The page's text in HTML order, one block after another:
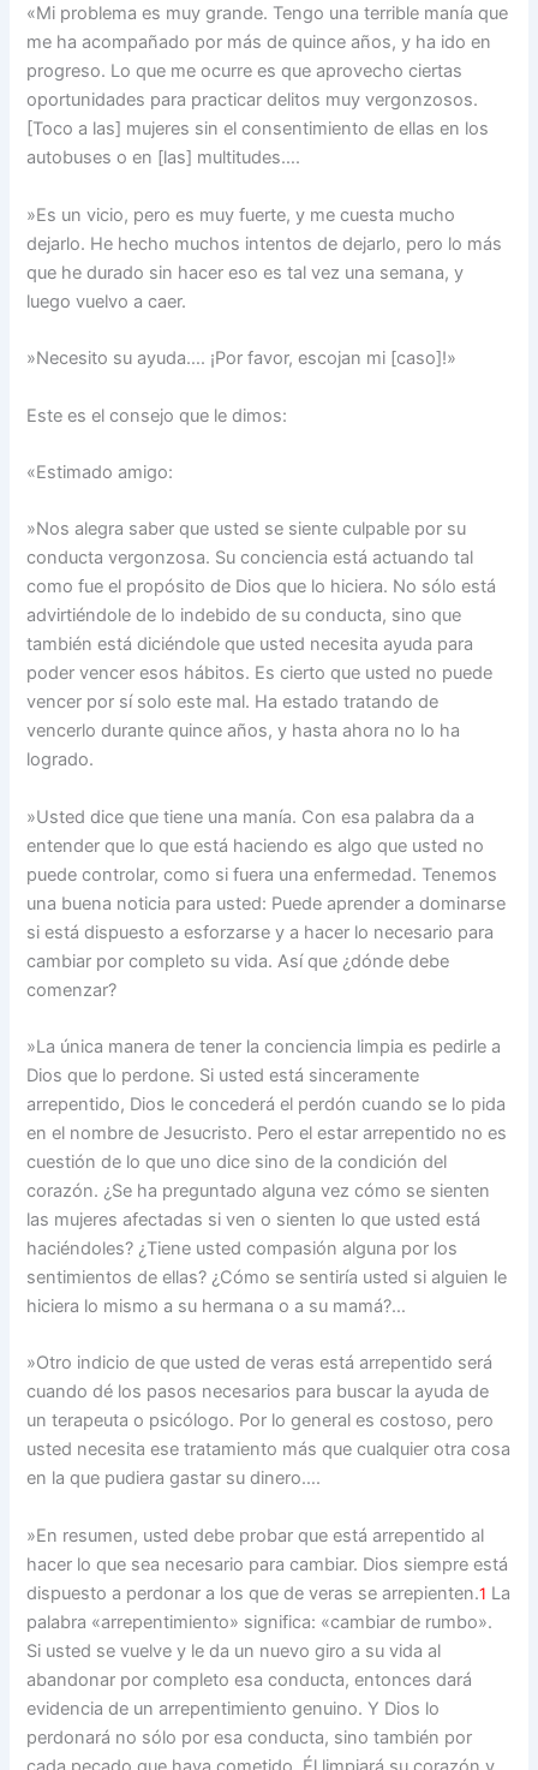
«Mi problema es muy grande. Tengo una terrible manía que
me ha acompañado por más de quince años, y ha ido en
progreso. Lo que me ocurre es que aprovecho ciertas
oportunidades para practicar delitos muy vergonzosos.
[Toco a las] mujeres sin el consentimiento de ellas en los
autobuses o en [las] multitudes….
»Es un vicio, pero es muy fuerte, y me cuesta mucho
dejarlo. He hecho muchos intentos de dejarlo, pero lo más
que he durado sin hacer eso es tal vez una semana, y
luego vuelvo a caer.
»Necesito su ayuda…. ¡Por favor, escojan mi [caso]!»
Este es el consejo que le dimos:
«Estimado amigo:
»Nos alegra saber que usted se siente culpable por su
conducta vergonzosa. Su conciencia está actuando tal
como fue el propósito de Dios que lo hiciera. No sólo está
advirtiéndole de lo indebido de su conducta, sino que
también está diciéndole que usted necesita ayuda para
poder vencer esos hábitos. Es cierto que usted no puede
vencer por sí solo este mal. Ha estado tratando de
vencerlo durante quince años, y hasta ahora no lo ha
logrado.
»Usted dice que tiene una manía. Con esa palabra da a
entender que lo que está haciendo es algo que usted no
puede controlar, como si fuera una enfermedad. Tenemos
una buena noticia para usted: Puede aprender a dominarse
si está dispuesto a esforzarse y a hacer lo necesario para
cambiar por completo su vida. Así que ¿dónde debe
comenzar?
»La única manera de tener la conciencia limpia es pedirle a
Dios que lo perdone. Si usted está sinceramente
arrepentido, Dios le concederá el perdón cuando se lo pida
en el nombre de Jesucristo. Pero el estar arrepentido no es
cuestión de lo que uno dice sino de la condición del
corazón. ¿Se ha preguntado alguna vez cómo se sienten
las mujeres afectadas si ven o sienten lo que usted está
haciéndoles? ¿Tiene usted compasión alguna por los
sentimientos de ellas? ¿Cómo se sentiría usted si alguien le
hiciera lo mismo a su hermana o a su mamá?…
»Otro indicio de que usted de veras está arrepentido será
cuando dé los pasos necesarios para buscar la ayuda de
un terapeuta o psicólogo. Por lo general es costoso, pero
usted necesita ese tratamiento más que cualquier otra cosa
en la que pudiera gastar su dinero….
»En resumen, usted debe probar que está arrepentido al
hacer lo que sea necesario para cambiar. Dios siempre está
dispuesto a perdonar a los que de veras se arrepienten.1 La
palabra «arrepentimiento» significa: «cambiar de rumbo».
Si usted se vuelve y le da un nuevo giro a su vida al
abandonar por completo esa conducta, entonces dará
evidencia de un arrepentimiento genuino. Y Dios lo
perdonará no sólo por esa conducta, sino también por